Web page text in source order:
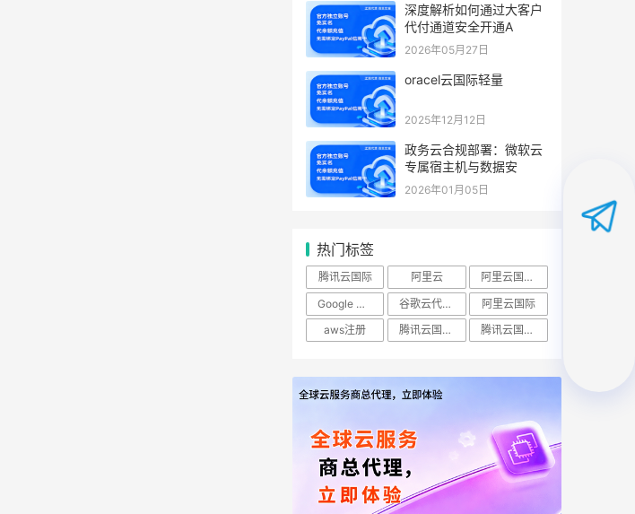
深度解析如何通过大客户
代付通道安全开通A
2026年05月27日
oracel云国际轻量
2025年12月12日
政务云合规部署：微软云
专属宿主机与数据安
2026年01月05日
热门标签
腾讯云国际 阿里云
阿里云国际站
Google Cloud
谷歌云代理商
阿里云国际
aws注册
腾讯云国际实名账号 腾讯云国际账号